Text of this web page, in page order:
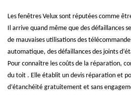
Les fenêtres Velux sont réputées comme
Il arrive quand même que des défaillances
de mauvaises utilisations des
automatique, des défaillances des joints
Pour connaître les coûts de la réparation,
du toit . Elle établit un devis réparation et
d’étanchéité gratuitement et sans